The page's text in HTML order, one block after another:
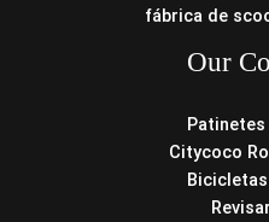
fábrica de
Our
Citycoco